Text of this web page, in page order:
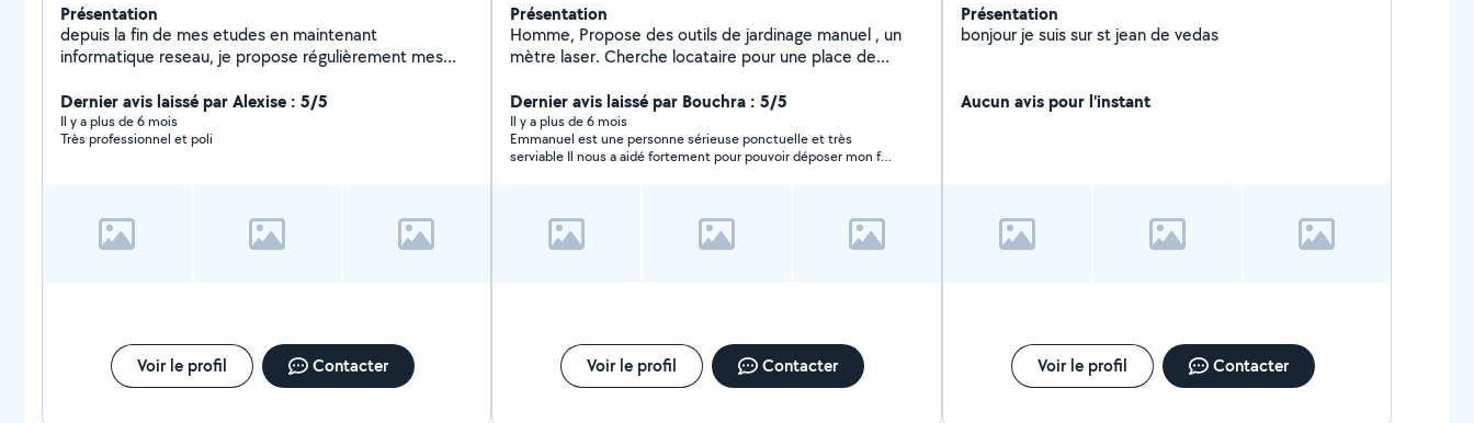
Présentation
depuis la fin de mes etudes en maintenant
informatique reseau, je propose régulièrement mes
smartphone et au multimédia ( formatage transfert de
fichier installations de logiciels windows /mac )
Dernier avis laissé par Alexise : 5/5
Il y a plus de 6 mois
Très professionnel et poli
Voir le profil Contacter
Présentation
Homme, Propose des outils de jardinage manuel , un
mètre laser. Cherche locataire pour une place de
l''arrêt de tram L3 pergola.. Environ 2 à 3 minutes à
pied. Ainsi une place extérieure, Proche de la poste et
caisse d' epargne d'estanove. L5 du Tram pour 2025.
Dernier avis laissé par Bouchra : 5/5
Il y a plus de 6 mois
Emmanuel est une personne sérieuse ponctuelle et très
serviable Il nous a aidé fortement pour pouvoir déposer mon fils
Voir le profil Contacter
Présentation
bonjour je suis sur st jean de vedas
Aucun avis pour l'instant
Voir le profil Contacter